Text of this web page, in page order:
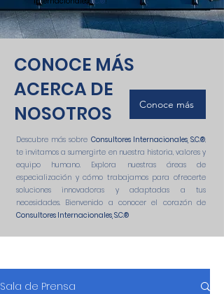
CONOCE MÁS
ACERCA DE
NOSOTROS
Conoce más
Descubre más sobre Consultores Internacionales, S.C.®,
te invitamos a sumergirte en nuestra historia, valores y
equipo humano. Explora nuestras áreas de
especialización y cómo trabajamos para ofrecerte
soluciones innovadoras y adaptadas a tus
necesidades. Bienvenido a conocer el corazón de
Consultores Internacionales, S.C.®
Sala de Prensa